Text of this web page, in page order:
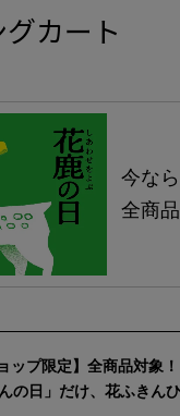
カート
今な
全商
ップ限定】全商品対象！
の日」だけ、花ふきん